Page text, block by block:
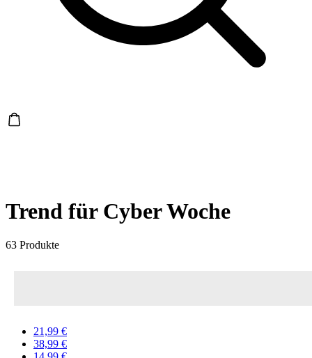
Trend für Cyber Woche
63 Produkte
21,99 €
38,99 €